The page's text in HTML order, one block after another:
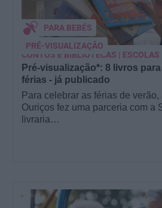
Pré-visualização*: 8 livros
férias - já publicado
Para celebrar as férias de verão,
Ouriços fez uma parceria com a
livraria…
PARA BEBÉS
PRÉ-VISUALIZAÇÃO
CONTOS E BIBLIOTECAS | ESCOLAS